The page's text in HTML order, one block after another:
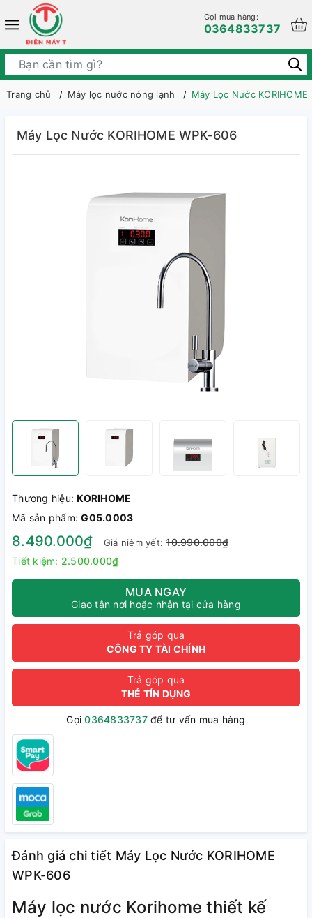
Gọi mua hàng:
0364833737
Trang chủ Máy lọc nước nóng lạnh Máy Lọc Nước KORIHOME
Máy Lọc Nước KORIHOME WPK-606
Thương hiệu:KORIHOME
Mã sản phẩm:G05.0003
8.490.000₫ Giá niêm yết:10.990.000₫
Tiết kiệm: 2.500.000₫
MUA NGAY
Giao tận nơi hoặc nhận tại cửa hàng
Trả góp qua
CÔNG TY TÀI CHÍNH
Trả góp qua
THẺ TÍN DỤNG
Gọi0364833737để tư vấn mua hàng
Đánh giá chi tiết Máy Lọc Nước KORIHOME
WPK-606
Máy lọc nước Korihome thiết kế